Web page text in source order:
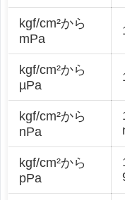
kgf/cm²から
mPa
kgf/cm²から
µPa
kgf/cm²から
nPa
kgf/cm²から
pPa